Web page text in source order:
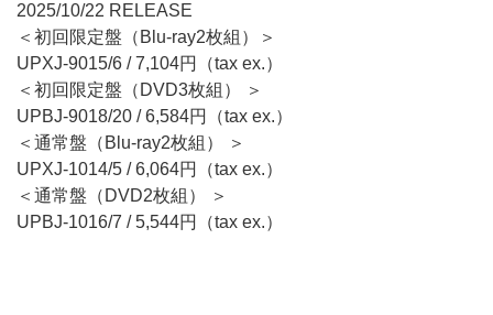
2025/10/22 RELEASE
＜初回限定盤（Blu-ray2枚組）＞
UPXJ-9015/6 / 7,104円（tax ex.）
＜初回限定盤（DVD3枚組） ＞
UPBJ-9018/20 / 6,584円（tax ex.）
＜通常盤（Blu-ray2枚組） ＞
UPXJ-1014/5 / 6,064円（tax ex.）
＜通常盤（DVD2枚組） ＞
UPBJ-1016/7 / 5,544円（tax ex.）